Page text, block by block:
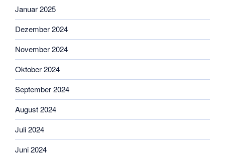
Januar 2025
Dezember 2024
November 2024
Oktober 2024
September 2024
August 2024
Juli 2024
Juni 2024